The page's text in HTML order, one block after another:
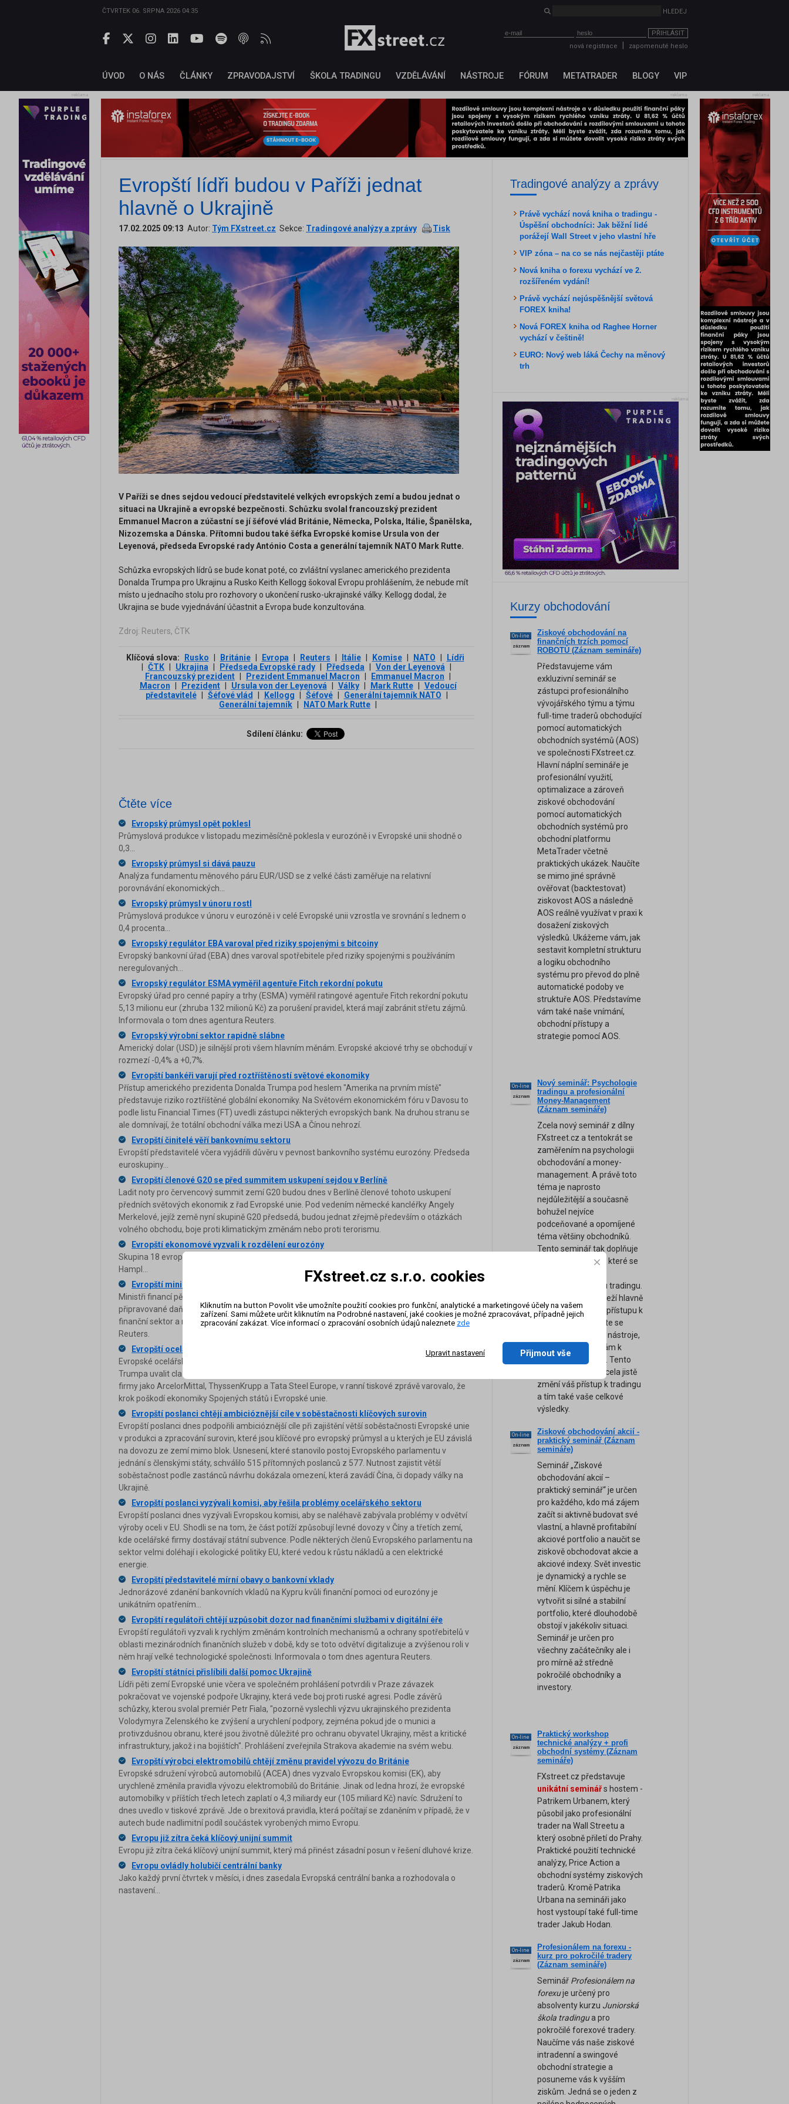
ČTVRTEK 06. SRPNA 2026 04:35 HLEDEJ
PŘIHLÁSIT
nová registrace
zapomenuté heslo
ÚVOD O NÁS ČLÁNKY ZPRAVODAJSTVÍ ŠKOLA TRADINGU VZDĚLÁVÁNÍ NÁSTROJE FÓRUM METATRADER BLOGY VIP
reklama reklama
reklama
Evropští lídři budou v Paříži jednat
hlavně o Ukrajině
17.02.2025 09:13 Autor: Tým FXstreet.cz Sekce: Tradingové analýzy a zprávy Tisk
V Paříži se dnes sejdou vedoucí představitelé velkých evropských zemí a budou jednat o
situaci na Ukrajině a evropské bezpečnosti. Schůzku svolal francouzský prezident
Emmanuel Macron a zúčastní se jí šéfové vlád Británie, Německa, Polska, Itálie, Španělska,
Nizozemska a Dánska. Přítomni budou také šéfka Evropské komise Ursula von der
Leyenová, předseda Evropské rady António Costa a generální tajemník NATO Mark Rutte.
Schůzka evropských lídrů se bude konat poté, co zvláštní vyslanec amerického prezidenta
Donalda Trumpa pro Ukrajinu a Rusko Keith Kellogg šokoval Evropu prohlášením, že nebude mít
místo u jednacího stolu pro rozhovory o ukončení rusko-ukrajinské války. Kellogg dodal, že
Ukrajina se bude vyjednávání účastnit a Evropa bude konzultována.
Zdroj: Reuters, ČTK
Klíčová slova: Rusko Británie Evropa Reuters Itálie Komise NATO
Lídři
ČTK Ukrajina Předseda Evropské rady Předseda Von der Leyenová
Francouzský prezident
Prezident Emmanuel Macron Emmanuel Macron
Macron
Prezident Ursula von der Leyenová Války Mark Rutte
Vedoucí
představitelé
Šéfové vlád Kellogg Šéfové Generální tajemník NATO
Generální tajemník
NATO Mark Rutte
Sdílení článku:
Čtěte více
Evropský průmysl opět poklesl
Průmyslová produkce v listopadu meziměsíčně poklesla v eurozóně i v Evropské unii shodně o
0,3...
Evropský průmysl si dává pauzu
Analýza fundamentu měnového páru EUR/USD se z velké části zaměřuje na relativní
porovnávání ekonomických...
Evropský průmysl v únoru rostl
Průmyslová produkce v únoru v eurozóně i v celé Evropské unii vzrostla ve srovnání s lednem o
0,4 procenta...
Evropský regulátor EBA varoval před riziky spojenými s bitcoiny
Evropský bankovní úřad (EBA) dnes varoval spotřebitele před riziky spojenými s používáním
neregulovaných...
Evropský regulátor ESMA vyměřil agentuře Fitch rekordní pokutu
Evropský úřad pro cenné papíry a trhy (ESMA) vyměřil ratingové agentuře Fitch rekordní pokutu
5,13 milionu eur (zhruba 132 milionů Kč) za porušení pravidel, která mají zabránit střetu zájmů.
Informovala o tom dnes agentura Reuters.
Evropský výrobní sektor rapidně slábne
Americký dolar (USD) je silnější proti všem hlavním měnám. Evropské akciové trhy se obchodují v
rozmezí -0,4% a +0,7%.
Evropští bankéři varují před roztříštěností světové ekonomiky
Přístup amerického prezidenta Donalda Trumpa pod heslem "Amerika na prvním místě"
představuje riziko roztříštěné globální ekonomiky. Na Světovém ekonomickém fóru v Davosu to
podle listu Financial Times (FT) uvedli zástupci některých evropských bank. Na druhou stranu se
ale domnívají, že totální obchodní válka mezi USA a Čínou nehrozí.
Evropští činitelé věří bankovnímu sektoru
Evropští představitelé včera vyjádřili důvěru v pevnost bankovního systému eurozóny. Předseda
euroskupiny...
Evropští členové G20 se před summitem uskupení sejdou v Berlíně
Ladit noty pro červencový summit zemí G20 budou dnes v Berlíně členové tohoto uskupení
předních světových ekonomik z řad Evropské unie. Pod vedením německé kancléřky Angely
Merkelové, jejíž země nyní skupině G20 předsedá, budou jednat zřejmě především o otázkách
volného obchodu, boje proti klimatickým změnám nebo proti terorismu.
Evropští ekonomové vyzvali k rozdělení eurozóny
Skupina 18 evropských ekonomů, mezi nimiž je i viceguvernér České národní banky Mojmír
Hampl...
Evropští ministři vyzvali USA k přehodnocení daňové reformy
Ministři financí pěti předních evropských ekonomik vyzvali Spojené státy k přehodnocení
připravované daňové reformy, která by podle nich byla diskriminační a mohla by poškodit
finanční sektor a mezinárodní obchod. Vyplývá to z dopisu, ke kterému získala přístup agentura
Reuters.
Evropští oceláři varují, že americká cla na ocel poškodí EU i USA
Evropské ocelářské sdružení Eurofer považuje rozhodnutí amerického prezidenta Donalda
Trumpa uvalit cla na dovoz oceli a hliníku za kontraproduktivní. Eurofer, k jehož členům patří
firmy jako ArcelorMittal, ThyssenKrupp a Tata Steel Europe, v ranní tiskové zprávě varovalo, že
krok poškodí ekonomiky Spojených států i Evropské unie.
Evropští poslanci chtějí ambicióznější cíle v soběstačnosti klíčových surovin
Evropští poslanci dnes podpořili ambicióznější cíle při zajištění větší soběstačnosti Evropské unie
v produkci a zpracování surovin, které jsou klíčové pro evropský průmysl a u kterých je EU závislá
na dovozu ze zemí mimo blok. Usnesení, které stanovilo postoj Evropského parlamentu v
jednání s členskými státy, schválilo 515 přítomných poslanců z 577. Nutnost zajistit větší
soběstačnost podle zastánců návrhu dokázala omezení, která zavádí Čína, či dopady války na
Ukrajině.
Evropští poslanci vyzývali komisi, aby řešila problémy ocelářského sektoru
Evropští poslanci dnes vyzývali Evropskou komisi, aby se naléhavě zabývala problémy v odvětví
výroby oceli v EU. Shodli se na tom, že část potíží způsobují levné dovozy v Číny a třetích zemí,
kde ocelářské firmy dostávají státní subvence. Podle některých členů Evropského parlamentu na
sektor velmi doléhají i ekologické politiky EU, které vedou k růstu nákladů a cen elektrické
energie.
Evropští představitelé mírní obavy o bankovní vklady
Jednorázové zdanění bankovních vkladů na Kypru kvůli finanční pomoci od eurozóny je
unikátním opatřením...
Evropští regulátoři chtějí uzpůsobit dozor nad finančními službami v digitální éře
Evropští regulátoři vyzvali k rychlým změnám kontrolních mechanismů a ochrany spotřebitelů v
oblasti mezinárodních finančních služeb v době, kdy se toto odvětví digitalizuje a zvýšenou roli v
něm hrají velké technologické společnosti. Informovala o tom dnes agentura Reuters.
Evropští státníci přislíbili další pomoc Ukrajině
Lídři pěti zemí Evropské unie včera ve společném prohlášení potvrdili v Praze závazek
pokračovat ve vojenské podpoře Ukrajiny, která vede boj proti ruské agresi. Podle závěrů
schůzky, kterou svolal premiér Petr Fiala, "pozorně vyslechli výzvu ukrajinského prezidenta
Volodymyra Zelenského ke zvýšení a urychlení podpory, zejména pokud jde o munici a
protivzdušnou obranu, které jsou životně důležité pro ochranu obyvatel Ukrajiny, měst a kritické
infrastruktury, jakož i na bojištích". Prohlášení zveřejnila Strakova akademie na svém webu.
Evropští výrobci elektromobilů chtějí změnu pravidel vývozu do Británie
Evropské sdružení výrobců automobilů (ACEA) dnes vyzvalo Evropskou komisi (EK), aby
urychleně změnila pravidla vývozu elektromobilů do Británie. Jinak od ledna hrozí, že evropské
automobilky v příštích třech letech zaplatí o 4,3 miliardy eur (105 miliard Kč) navíc. Sdružení to
dnes uvedlo v tiskové zprávě. Jde o brexitová pravidla, která počítají se zdaněním v případě, že v
autech bude nadlimitní podíl součástek vyrobených mimo Evropu.
Evropu již zítra čeká klíčový unijní summit
Evropu již zítra čeká klíčový unijní summit, který má přinést zásadní posun v řešení dluhové krize.
Evropu ovládly holubičí centrální banky
Jako každý první čtvrtek v měsíci, i dnes zasedala Evropská centrální banka a rozhodovala o
nastavení...
Tradingové analýzy a zprávy
Právě vychází nová kniha o tradingu -
Úspěšní obchodníci: Jak běžní lidé
porážejí Wall Street v jeho vlastní hře
VIP zóna – na co se nás nejčastěji ptáte
Nová kniha o forexu vychází ve 2.
rozšířeném vydání!
Právě vychází nejúspěšnější světová
FOREX kniha!
Nová FOREX kniha od Raghee Horner
vychází v češtině!
EURO: Nový web láká Čechy na měnový
trh
reklama
Kurzy obchodování
On-line
záznam
Ziskové obchodování na
finančních trzích pomocí
ROBOTŮ (Záznam semináře)
Představujeme vám
exkluzivní seminář se
zástupci profesionálního
vývojářského týmu a týmu
full-time traderů obchodující
pomocí automatických
obchodních systémů (AOS)
ve společnosti FXstreet.cz.
Hlavní náplní semináře je
profesionální využití,
optimalizace a zároveň
ziskové obchodování
pomocí automatických
obchodních systémů pro
obchodní platformu
MetaTrader včetně
praktických ukázek. Naučíte
se mimo jiné správně
ověřovat (backtestovat)
ziskovost AOS a následně
AOS reálně využívat v praxi k
dosažení ziskových
výsledků. Ukážeme vám, jak
sestavit kompletní strukturu
a logiku obchodního
systému pro převod do plně
automatické podoby ve
struktuře AOS. Představíme
vám také naše vnímání,
obchodní přístupy a
strategie pomocí AOS.
On-line
záznam
Nový seminář: Psychologie
tradingu a profesionální
Money-Management
(Záznam semináře)
Zcela nový seminář z dílny
FXstreet.cz a tentokrát se
zaměřením na psychologii
obchodování a money-
management. A právě toto
téma je naprosto
nejdůležitější a současně
bohužel nejvíce
podceňované a opomíjené
téma většiny obchodníků.
Tento seminář tak doplňuje
naše ostatní kurzy, které se
technickou stránku tradingu.
Úspěch tradera záleží hlavně
na jeho psychice a přístupu k
obchodování. Přijďte se
naučit ty nejsilnější nástroje,
tipy a rady, které vám k
úspěchu pomohou. Tento
unikátní seminář zcela jistě
změní váš přístup k tradingu
a tím také vaše celkové
výsledky.
On-line
záznam
Ziskové obchodování akcií -
praktický seminář (Záznam
semináře)
Seminář „Ziskové
obchodování akcií –
praktický seminář“ je určen
pro každého, kdo má zájem
začít si aktivně budovat své
vlastní, a hlavně profitabilní
akciové portfolio a naučit se
ziskově obchodovat akcie a
akciové indexy. Svět investic
je dynamický a rychle se
mění. Klíčem k úspěchu je
vytvořit si silné a stabilní
portfolio, které dlouhodobě
obstojí v jakékoliv situaci.
Seminář je určen pro
všechny začátečníky ale i
pro mírně až středně
pokročilé obchodníky a
investory.
On-line
záznam
Praktický workshop
technické analýzy + profi
obchodní systémy (Záznam
semináře)
FXstreet.cz představuje
unikátní seminářs hostem -
Patrikem Urbanem, který
působil jako profesionální
trader na Wall Streetu a
který osobně přiletí do Prahy.
Praktické použití technické
analýzy, Price Action a
obchodní systémy ziskových
traderů. Kromě Patrika
Urbana na semináři jako
host vystoupí také full-time
trader Jakub Hodan.
On-line
záznam
Profesionálem na forexu -
kurz pro pokročilé tradery
(Záznam semináře)
Seminář Profesionálem na
forexuje určený pro
absolventy kurzu Juniorská
škola tradingua pro
pokročilé forexové tradery.
Naučíme vás naše ziskové
intradenní a swingové
obchodní strategie a
posuneme vás k vyšším
ziskům. Jedná se o jeden z
FXstreet.cz s.r.o. cookies
Kliknutím na button Povolit vše umožníte použití cookies pro funkční, analytické a marketingové účely na vašem
zařízení. Sami můžete určit kliknutím na Podrobné nastavení, jaké cookies je možné zpracovávat, případně jejich
zpracování zakázat. Více informací o zpracování osobních údajů naleznete zde
Upravit nastavení Přijmout vše